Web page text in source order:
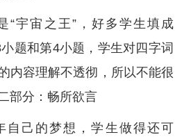
“宇宙之王”，好多学生填成
题和第4小题，学生对四字词
内容理解不透彻，所以不能很
部分：畅所欲言
自己的梦想，学生做得还可